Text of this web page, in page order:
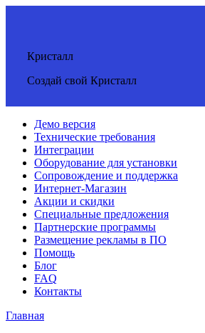
Кристалл
Создай свой Кристалл
Демо версия
Технические требования
Интеграции
Оборудование для установки
Сопровождение и поддержка
Интернет-Магазин
Акции и скидки
Специальные предложения
Партнерские программы
Размещение рекламы в ПО
Помощь
Блог
FAQ
Контакты
Главная